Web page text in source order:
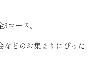
コース。
などのお集まりにぴった